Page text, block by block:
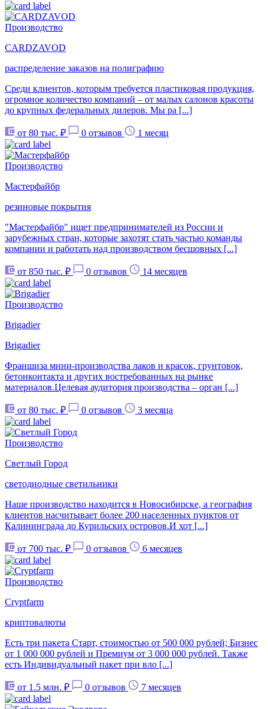
Производство
CARDZAVOD
распределение заказов на полиграфию
Среди клиентов, которым требуется пластиковая продукция,
огромное количество компаний – от малых салонов красоты
до крупных федеральных дилеров. Мы ра [...]
от 80 тыс. ₽ 0 отзывов 1 месяц
Производство
Мастерфайбр
резиновые покрытия
"Мастерфайбр" ищет предпринимателей из России и
зарубежных стран, которые захотят стать частью команды
компании и работать над производством бесшовных [...]
от 850 тыс. ₽ 0 отзывов 14 месяцев
Производство
Brigadier
Brigadier
Франшиза мини-производства лаков и красок, грунтовок,
бетонконтакта и других востребованных на рынке
материалов.Целевая аудитория производства – орган [...]
от 80 тыс. ₽ 0 отзывов 3 месяца
Производство
Светлый Город
светодиодные светильники
Наше производство находится в Новосибирске, а география
клиентов насчитывает более 200 населенных пунктов от
Калининграда до Курильских островов.И хот [...]
от 700 тыс. ₽ 0 отзывов 6 месяцев
Производство
Cryptfarm
криптовалюты
Есть три пакета Старт, стоимостью от 500 000 рублей; Бизнес
от 1 000 000 рублей и Премиум от 3 000 000 рублей. Также
есть Индивидуальный пакет при вло [...]
от 1.5 млн. ₽ 0 отзывов 7 месяцев